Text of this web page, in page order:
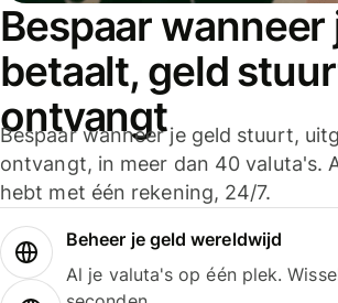
Bespaar wanneer
betaalt, geld
ontvangt
Bespaar wanneer je geld stuurt,
ontvangt, in meer dan 40 valuta's.
hebt met één rekening, 24/7.
Beheer je geld wereldwijd
Al je valuta's op één plek.